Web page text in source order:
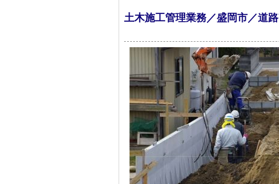
土木施工管理業務／盛岡市／道